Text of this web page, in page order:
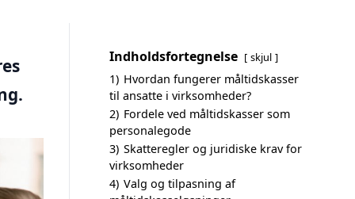
Indholdsfortegnelse skjul
1) Hvordan fungerer måltidskasser
til ansatte i virksomheder?
2) Fordele ved måltidskasser som
personalegode
3) Skatteregler og juridiske krav for
virksomheder
4) Valg og tilpasning af